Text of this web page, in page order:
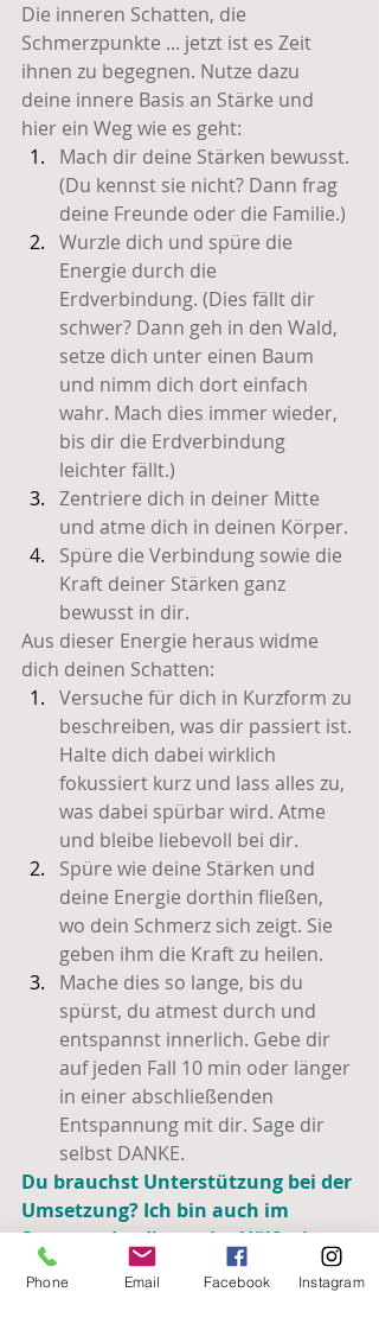
Die inneren Schatten, die
Schmerzpunkte ... jetzt ist es Zeit
ihnen zu begegnen. Nutze dazu
deine innere Basis an Stärke und
hier ein Weg wie es geht:
Mach dir deine Stärken bewusst.
(Du kennst sie nicht? Dann frag
deine Freunde oder die Familie.)
Wurzle dich und spüre die
Energie durch die
Erdverbindung. (Dies fällt dir
schwer? Dann geh in den Wald,
setze dich unter einen Baum
und nimm dich dort einfach
wahr. Mach dies immer wieder,
bis dir die Erdverbindung
leichter fällt.)
Zentriere dich in deiner Mitte
und atme dich in deinen Körper.
Spüre die Verbindung sowie die
Kraft deiner Stärken ganz
bewusst in dir.
Aus dieser Energie heraus widme
dich deinen Schatten:
Versuche für dich in Kurzform zu
beschreiben, was dir passiert ist.
Halte dich dabei wirklich
fokussiert kurz und lass alles zu,
was dabei spürbar wird. Atme
und bleibe liebevoll bei dir.
Spüre wie deine Stärken und
deine Energie dorthin fließen,
wo dein Schmerz sich zeigt. Sie
geben ihm die Kraft zu heilen.
Mache dies so lange, bis du
spürst, du atmest durch und
entspannst innerlich. Gebe dir
auf jeden Fall 10 min oder länger
in einer abschließenden
Entspannung mit dir. Sage dir
selbst DANKE.
Du brauchst Unterstützung bei der
Umsetzung? Ich bin auch im
Sommer da: die zweite Hälfte im
Juli wie auch ab Mitte August sind
Einzelsitzungen möglich!
Phone Email Facebook Instagram